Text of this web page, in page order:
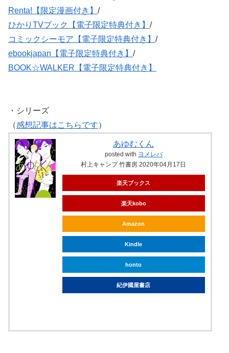
Renta!【限定漫画付き】 /
ひかりTVブック【電子限定特典付き】 /
コミックシーモア【電子限定特典付き】 /
ebookjapan【電子限定特典付き】 /
BOOK☆WALKER【電子限定特典付き】
・シリーズ
（感想記事はこちらです）
あゆむくん
posted with ヨメレバ
村上キャンプ 竹書房 2020年04月17日
楽天ブックス
楽天kobo
Amazon
Kindle
honto
紀伊國屋書店